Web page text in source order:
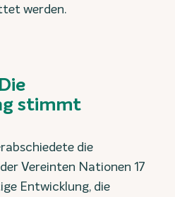
werden.
stimmt
die
Vereinten Nationen 17
Entwicklung, die